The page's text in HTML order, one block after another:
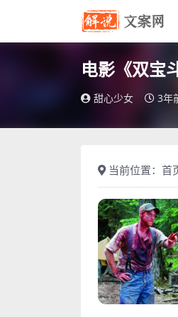
电影《双宝
甜心少女 3年
当前位置： 首